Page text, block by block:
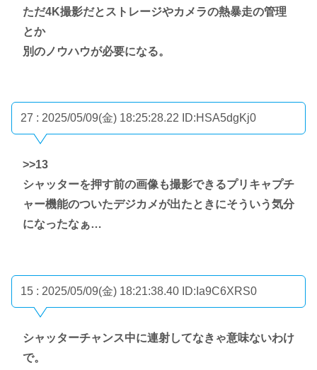
ただ4K撮影だとストレージやカメラの熱暴走の管理
とか
別のノウハウが必要になる。
27 : 2025/05/09(金) 18:25:28.22 ID:HSA5dgKj0
>>13
シャッターを押す前の画像も撮影できるプリキャプチ
ャー機能のついたデジカメが出たときにそういう気分
になったなぁ…
15 : 2025/05/09(金) 18:21:38.40 ID:Ia9C6XRS0
シャッターチャンス中に連射してなきゃ意味ないわけ
で。